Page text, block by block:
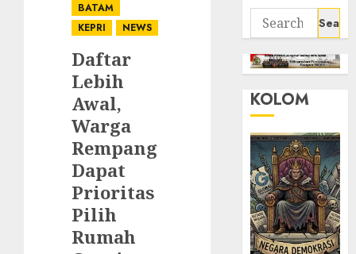
BATAM
KEPRI
NEWS
Daftar
Lebih
Awal,
Warga
Rempang
Dapat
Prioritas
Pilih
Rumah
Search
for:
KOLOM